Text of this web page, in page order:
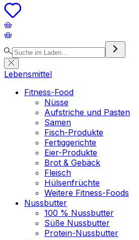
Lebensmittel
Fitness-Food
Nüsse
Aufstriche und Pasten
Samen
Fisch-Produkte
Fertiggerichte
Eier-Produkte
Brot & Gebäck
Fleisch
Hülsenfrüchte
Weitere Fitness-Foods
Nussbutter
100 % Nussbutter
Süße Nussbutter
Protein-Nussbutter